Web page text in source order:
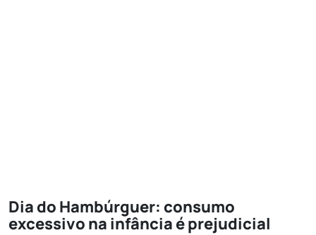
Dia do Hambúrguer: consumo
excessivo na infância é prejudicial